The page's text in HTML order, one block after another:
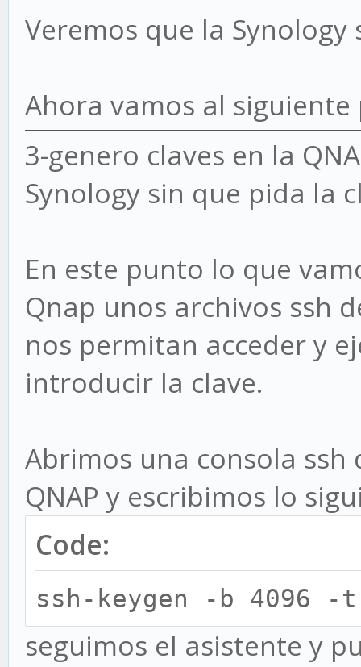
Veremos que la Synology
Ahora vamos al
3-genero claves en la
Synology sin que pida la
En este punto lo que
Qnap unos archivos ssh
nos permitan acceder y
introducir la clave.
Abrimos una consola
QNAP y escribimos lo
Code:
ssh-keygen -b 4096 -
seguimos el asistente y